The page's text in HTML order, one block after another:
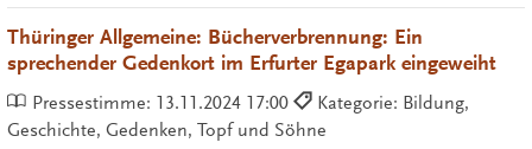
Thüringer Allgemeine: Bücherverbrennung: Ein
sprechender Gedenkort im Erfurter Egapark eingeweiht
Pressestimme: 13.11.2024 17:00
Kategorie: Bildung,
Geschichte, Gedenken, Topf und Söhne